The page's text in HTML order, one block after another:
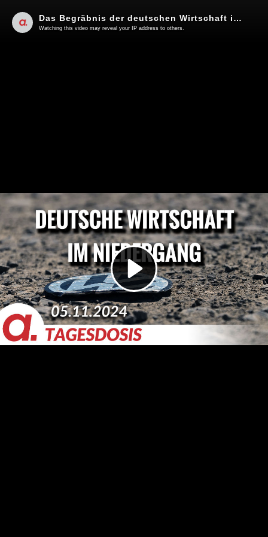
Play
Video
Das Begräbnis der deutschen Wirtschaft ist in vollem Gange | Von Thomas Röper
Watching this video may reveal your IP address to others.